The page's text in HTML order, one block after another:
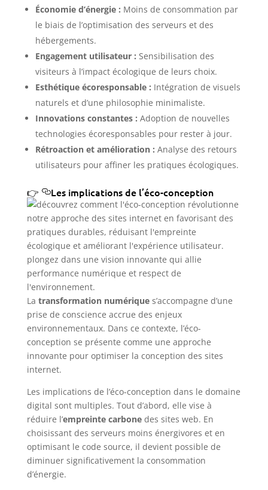
Économie d’énergie : Moins de consommation par
le biais de l’optimisation des serveurs et des
hébergements.
Engagement utilisateur : Sensibilisation des
visiteurs à l’impact écologique de leurs choix.
Esthétique écoresponsable : Intégration de visuels
naturels et d’une philosophie minimaliste.
Innovations constantes : Adoption de nouvelles
technologies écoresponsables pour rester à jour.
Rétroaction et amélioration : Analyse des retours
utilisateurs pour affiner les pratiques écologiques.
Les implications de l’éco-conception
La transformation numériques’accompagne d’une
prise de conscience accrue des enjeux
environnementaux. Dans ce contexte, l’éco-
conception se présente comme une approche
innovante pour optimiser la conception des sites
internet.
Les implications de l’éco-conception dans le domaine
digital sont multiples. Tout d’abord, elle vise à
réduire l’empreinte carbonedes sites web. En
choisissant des serveurs moins énergivores et en
optimisant le code source, il devient possible de
diminuer significativement la consommation
d’énergie.